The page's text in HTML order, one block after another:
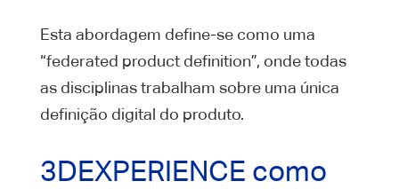
Esta abordagem define-se como uma
“federated product definition”, onde todas
as disciplinas trabalham sobre uma única
definição digital do produto.
3DEXPERIENCE como